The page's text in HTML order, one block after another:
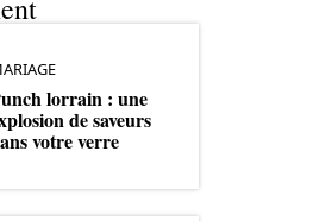
lorrain : une
de saveurs
votre verre